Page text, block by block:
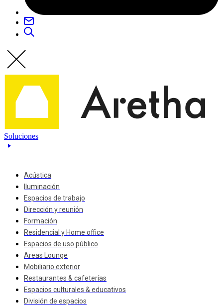
Soluciones
Acústica
Iluminación
Espacios de trabajo
Dirección y reunión
Formación
Residencial y Home office
Espacios de uso público
Areas Lounge
Mobiliario exterior
Restaurantes & cafeterías
Espacios culturales & educativos
División de espacios